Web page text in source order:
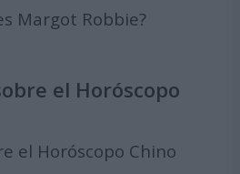
Margot Robbie?
el Horóscopo
el Horóscopo Chino